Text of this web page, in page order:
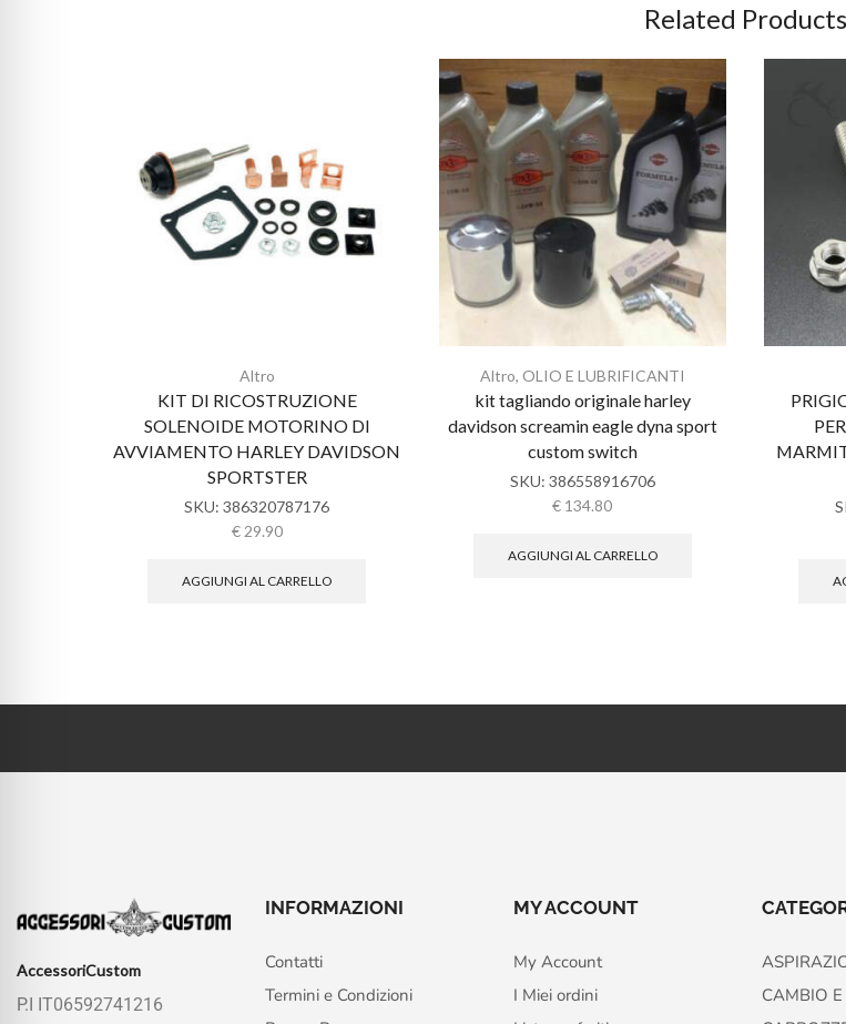
Related Products
Altro
KIT DI RICOSTRUZIONE
SOLENOIDE MOTORINO DI
AVVIAMENTO HARLEY DAVIDSON
SPORTSTER
SKU:386320787176
€29.90
AGGIUNGI AL CARRELLO
Altro, OLIO E LUBRIFICANTI
kit tagliando originale harley
davidson screamin eagle dyna sport
custom switch
SKU: 386558916706
€ 134.80
AGGIUNGI AL CARRELLO
AccessoriCustom
P.I IT06592741216
INFORMAZIONI
Contatti
Termini e Condizioni
MY ACCOUNT
My Account
I Miei ordini
CAMBIO E